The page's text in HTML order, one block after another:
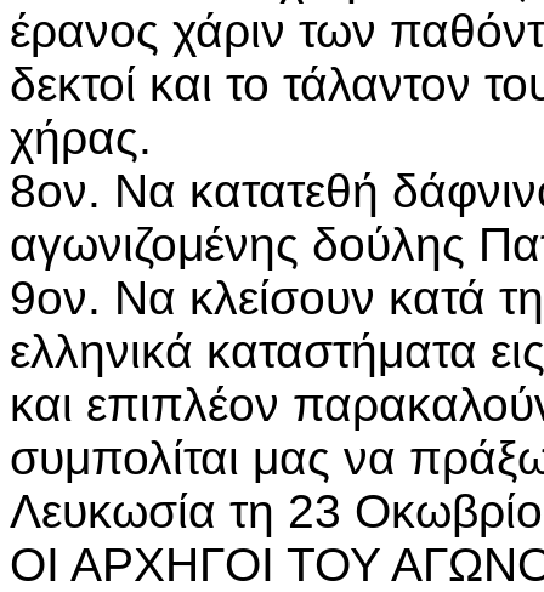
έρανος χάριν των
δεκτοί και το τάλαντον
χήρας.
8ον. Να κατατεθή
αγωνιζομένης δούλης
9ον. Να κλείσουν κατά
ελληνικά καταστήματα
και επιπλέον
συμπολίται μας να
Λευκωσία τη 23
ΟΙ ΑΡΧΗΓΟΙ ΤΟΥ